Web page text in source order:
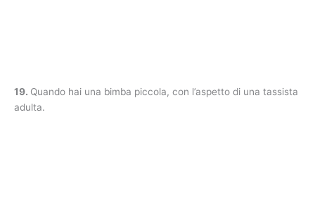
19. Quando hai una bimba piccola, con l’aspetto di una tassista
adulta.